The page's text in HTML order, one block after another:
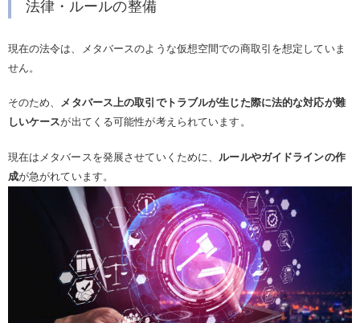
法律・ルールの整備
現在の法令は、メタバースのような仮想空間での商取引を想定していま
せん。
そのため、 メタバース上の取引でトラブルが生じた際に法的な対応が難
しいケースが出てくる可能性が考えられています。
現在はメタバースを発展させていくために、 ルールやガイドラインの作
成が急がれています。